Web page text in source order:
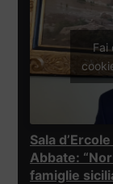
Fai
Sala
Abbate:
famiglie